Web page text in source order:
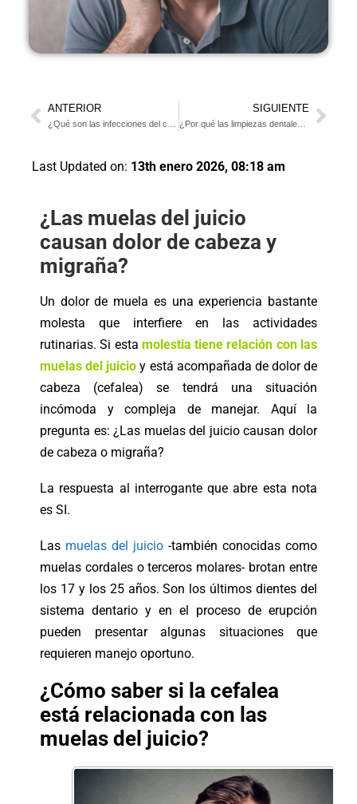
ANTERIOR SIGUIENTE
¿Por qué las limpiezas dentales son esenciales?
Last Updated on: 13th enero 2026, 08:18 am
¿Las muelas del juicio
causan dolor de cabeza y
migraña?
Un dolor de muela es una experiencia bastante
molesta que interfiere en las actividades
rutinarias. Si esta molestia tiene relación con las
muelas del juicio y está acompañada de dolor de
cabeza (cefalea) se tendrá una situación
incómoda y compleja de manejar. Aquí la
pregunta es: ¿Las muelas del juicio causan dolor
de cabeza o migraña?
La respuesta al interrogante que abre esta nota
es SI.
Las muelas del juicio -también conocidas como
muelas cordales o terceros molares- brotan entre
los 17 y los 25 años. Son los últimos dientes del
sistema dentario y en el proceso de erupción
pueden presentar algunas situaciones que
requieren manejo oportuno.
¿Cómo saber si la cefalea
está relacionada con las
muelas del juicio?